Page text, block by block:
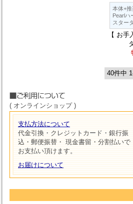
本体+推
Pearlハ
スター
【 お
40件中
( オンラインショップ )
支払方法について
代金引換・クレジットカード・銀行振
込・郵便振替・ 現金書留・分割払いで
お支払い頂けます。
お届けについて